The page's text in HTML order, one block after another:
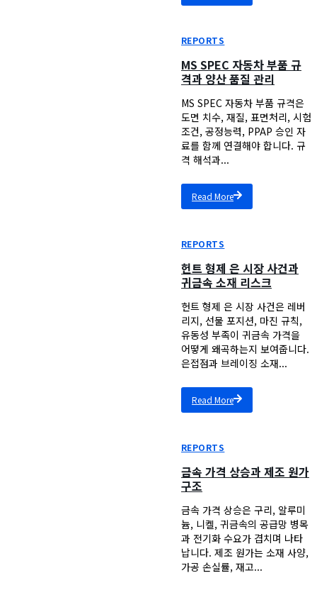
REPORTS
MS SPEC 자동차 부품 규
격과 양산 품질 관리
MS SPEC 자동차 부품 규격은
도면 치수, 재질, 표면처리, 시험
조건, 공정능력, PPAP 승인 자
료를 함께 연결해야 합니다. 규
격 해석과...
Read More
REPORTS
헌트 형제 은 시장 사건과
귀금속 소재 리스크
헌트 형제 은 시장 사건은 레버
리지, 선물 포지션, 마진 규칙,
유동성 부족이 귀금속 가격을
어떻게 왜곡하는지 보여줍니다.
은접점과 브레이징 소재...
Read More
REPORTS
금속 가격 상승과 제조 원가
구조
금속 가격 상승은 구리, 알루미
늄, 니켈, 귀금속의 공급망 병목
과 전기화 수요가 겹치며 나타
납니다. 제조 원가는 소재 사양,
가공 손실률, 재고...